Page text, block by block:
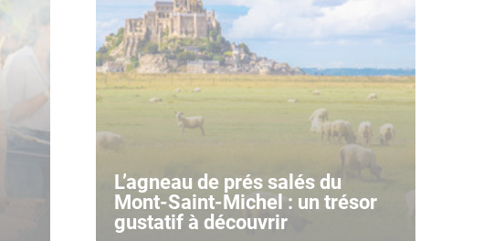
L’agneau de prés salés du
Mont-Saint-Michel : un trésor
gustatif à découvrir